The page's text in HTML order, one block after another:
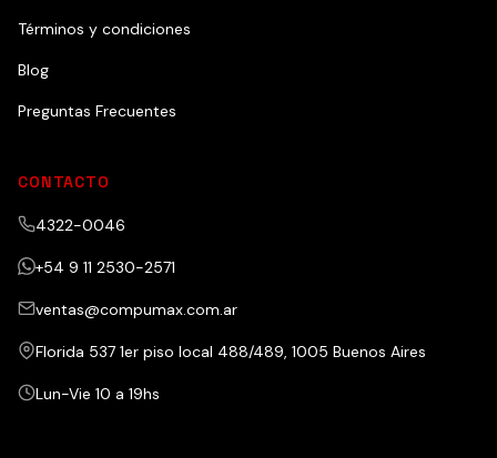
Términos y condiciones
Blog
Preguntas Frecuentes
CONTACTO
4322-0046
+54 9 11 2530-2571
ventas@compumax.com.ar
Florida 537 1er piso local 488/489, 1005 Buenos Aires
Lun-Vie 10 a 19hs